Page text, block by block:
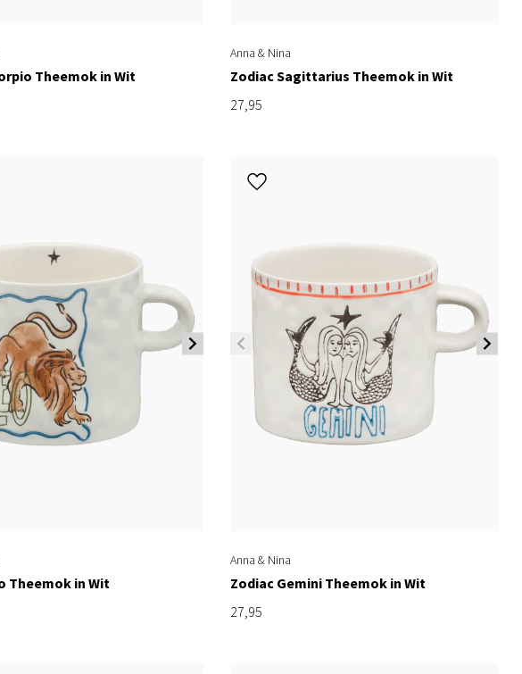
Theemok in Wit
Anna & Nina
Zodiac Sagittarius Theemok in Wit
27,95
Theemok in Wit
Anna & Nina
Zodiac Gemini Theemok in Wit
27,95